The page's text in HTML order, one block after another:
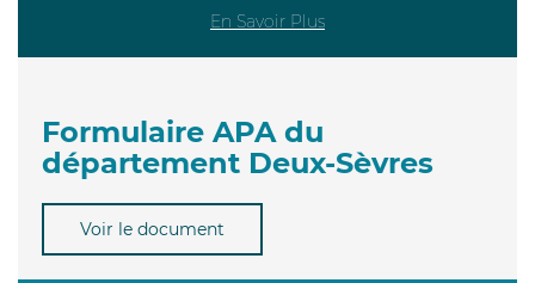
En Savoir Plus
Formulaire APA du
département Deux-Sèvres
Voir le document